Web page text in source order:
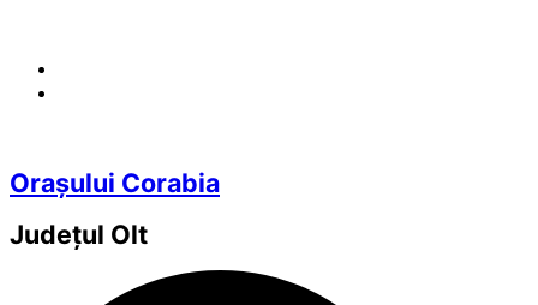
Orașului Corabia
Județul Olt